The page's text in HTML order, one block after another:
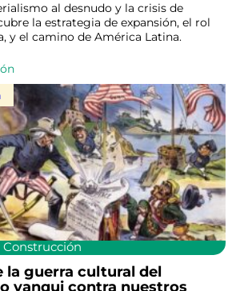
al desnudo y la crisis de
la estrategia de expansión, el rol
y el camino de América Latina.
la guerra cultural del
yanqui contra nuestros